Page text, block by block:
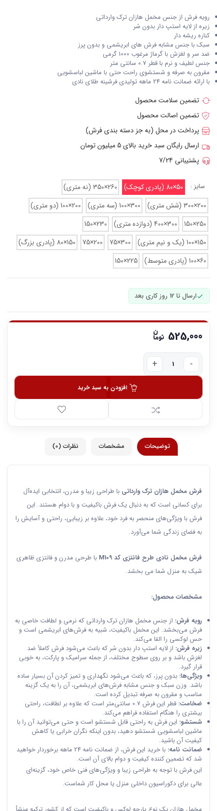
رویه فرش از جنس مخمل هازان ترک وارداتی
زیره از لایه استپ دار بدون سُر
کناره ریشه دار
سبک با جنس مشابه فرش های ابریشمی و بدون پرز
ضد سر و لغزش با گرماژ مرغوب 1000 گرمی
جنس لطیف و نرم با قطر 0.7 سانتی متر
مقرون به صرفه و شستشوی راحت حتی با ماشین لباسشویی
با ارائه ضمانت نامه 24 ماهه تولیدی فرشینه طلای نادی
تضمین سلامت محصول
تضمین اصالت محصول
پرداخت در محل (به جز دسته بندی فرش)
ارسال رایگان سبد خرید بالای 5 میلیون تومان
پشتیبانی 7/24
سایز : 50×80 (پادری کوچک)
260×350 (نه متری)
200×300 (شش متری)
300×100 (سه متری)
200×100 (دو متری)
250×150
300×400 (دوازده متری)
230×150
150×100 (یک و نیم متری)
300×75
200×75
150×80 (پادری بزرگ)
60×100 (پادری متوسط)
225×150
ارسال تا 12 روز کاری بعد
525,000
افزودن به سبد خرید
توضیحات مشخصات نظرات (0)
فرش مخمل هازان ترک وارداتی با طراحی زیبا و مدرن، انتخابی ایده‌آل
برای کسانی است که به دنبال یک فرش باکیفیت و با دوام هستند. این
فرش با ویژگی‌های منحصر به فرد خود، علاوه بر زیبایی، راحتی و آسایش را
به فضای زندگی شما می‌آورد.
فرش مخمل نادی طرح فانتزی کد M109
با طرحی مدرن و فانتزی ظاهری
شیک به منزل شما می بخشد.
مشخصات محصول:
رویه فرش: از جنس مخمل هازان ترک وارداتی که نرمی و لطافت خاصی به
فرش می‌بخشد. این مخمل باکیفیت، شبیه به فرش‌های ابریشمی است و
حس لوکسی را القا می‌کند.
زیره فرش: از لایه استپ دار بدون سُر که باعث می‌شود فرش کاملاً ضد
لغزش باشد و بر روی سطوح مختلف، از جمله سرامیک و پارکت، به خوبی
قرار گیرد.
ویژگی‌ها: بدون پرز، که باعث می‌شود نگهداری و تمیز کردن آن بسیار ساده
باشد. وزن سبک و جنس مشابه فرش‌های ابریشمی، آن را به یک گزینه
مناسب و مقرون به صرفه تبدیل کرده است.
ضخامت:
قطر این فرش 0.7 سانتی‌متر است که علاوه بر لطافت، راحتی
بیشتری را هنگام استفاده فراهم می‌کند.
شستشو: این فرش به راحتی قابل شستشو است و حتی می‌توانید آن را با
ماشین لباسشویی شستشو دهید، بدون اینکه نگران خرابی یا کاهش
کیفیت آن باشید.
ضمانت نامه:
با خرید این فرش، از ضمانت نامه 24 ماهه برخوردار خواهید
شد که تضمین کننده کیفیت و دوام بالای آن است.
این فرش با توجه به طراحی زیبا و ویژگی‌های فنی خاص خود، گزینه‌ای
عالی برای دکوراسیون داخلی منزل یا محل کار شماست.